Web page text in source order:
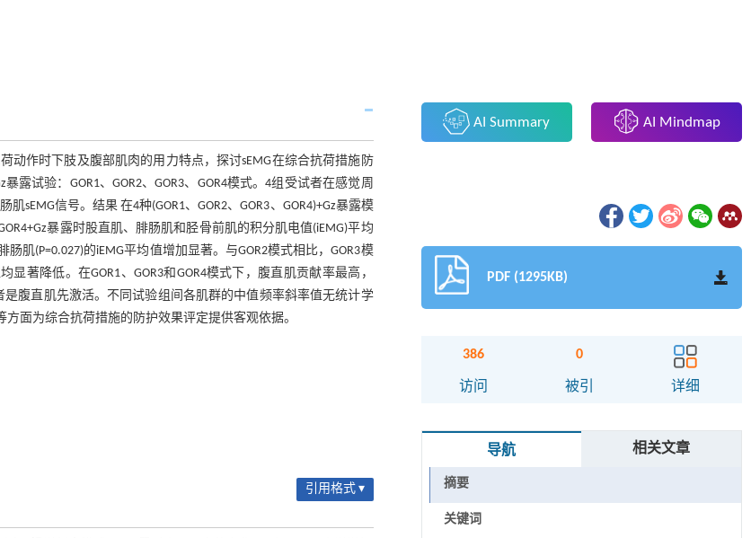
动作时下肢及腹部肌肉的用力特点，探讨sEMG在综合抗荷措施防
试验：GOR1、GOR2、GOR3、GOR4模式。4组受试者在感觉周
信号。结果 在4种(GOR1、GOR2、GOR3、GOR4)+Gz暴露模
暴露时股直肌、腓肠肌和胫骨前肌的积分肌电值(iEMG)平均
肌(P=0.027)的iEMG平均值增加显著。与GOR2模式相比，GOR3模
显著降低。在GOR1、GOR3和GOR4模式下，腹直肌贡献率最高，
是腹直肌先激活。不同试验组间各肌群的中值频率斜率值无统计学
面为综合抗荷措施的防护效果评定提供客观依据。
引用格式 ▾
AI Summary AI Mindmap
PDF (1295KB)
386
访问
0
被引 详细
导航 相关文章
摘要
关键词